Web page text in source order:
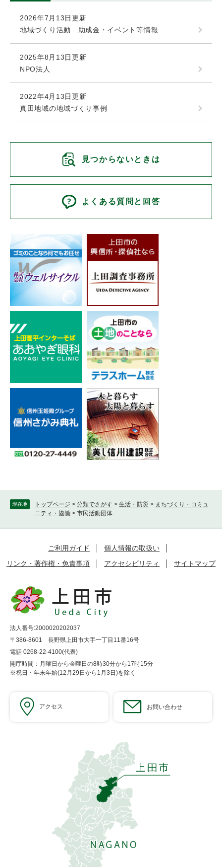
現在地 トップページ > 分類でさがす > 生活・防災 > まちづくり・コミュ
ニティ・協働 > 市民活動団体
2026年7月13日更新
地域づくり活動 助成金・イベント等情報
2025年8月13日更新
NPO法人
2022年4月13日更新
真田地域の地域づくり事例
見つからないときは
よくある質問と回答
ご利用ガイド
個人情報の取扱い
リンク・著作権・免責事項
アクセシビリティ サイトマップ
法人番号:2000020202037
〒386-8601 長野県上田市大手一丁目11番16号
電話 0268-22-4100(代表)
開庁時間：月曜日から金曜日の8時30分から17時15分
※祝日・年末年始(12月29日から1月3日)を除く
アクセス お問い合わせ